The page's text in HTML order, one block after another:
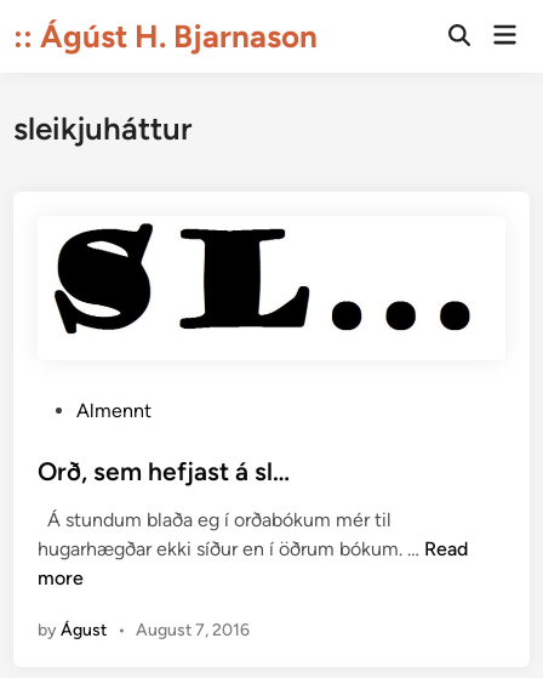
to:: Ágúst H. Bjarnason
Open
sleikjuháttur
s
e
d
i
Almennt
Orð, sem hefjast á sl…
Á stundum blaða eg í orðabókum mér til
hugarhægðar ekki síður en í öðrum bókum. … O
Read
more
byÁgust • August 7, 2016